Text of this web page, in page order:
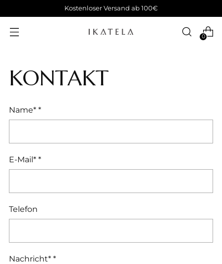
Kostenloser Versand ab 100€
0
KONTAKT
Name* *
E-Mail* *
Telefon
Nachricht* *